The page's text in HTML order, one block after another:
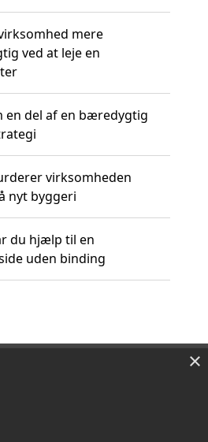
mere
ved at leje en
en del af en bæredygtig
virksomheden
nyt byggeri
du hjælp til en
uden binding
×